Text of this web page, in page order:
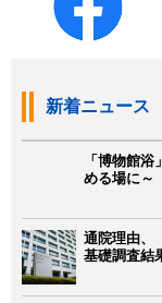
新着ニュース
「博物館
める場に～
通院理由、
基礎調査結